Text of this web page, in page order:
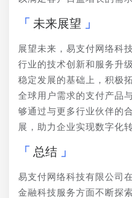
未来展望
展望未来，易支付网络科
行业的技术创新和服务升
稳定发展的基础上，积极
全球用户需求的支付产品
够通过与更多行业伙伴的
展，助力企业实现数字化转
总结
易支付网络科技有限公司
金融科技服务方面不断探